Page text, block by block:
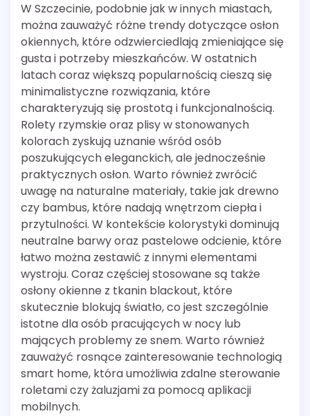
W Szczecinie, podobnie jak w innych miastach,
można zauważyć różne trendy dotyczące osłon
okiennych, które odzwierciedlają zmieniające się
gusta i potrzeby mieszkańców. W ostatnich
latach coraz większą popularnością cieszą się
minimalistyczne rozwiązania, które
charakteryzują się prostotą i funkcjonalnością.
Rolety rzymskie oraz plisy w stonowanych
kolorach zyskują uznanie wśród osób
poszukujących eleganckich, ale jednocześnie
praktycznych osłon. Warto również zwrócić
uwagę na naturalne materiały, takie jak drewno
czy bambus, które nadają wnętrzom ciepła i
przytulności. W kontekście kolorystyki dominują
neutralne barwy oraz pastelowe odcienie, które
łatwo można zestawić z innymi elementami
wystroju. Coraz częściej stosowane są także
osłony okienne z tkanin blackout, które
skutecznie blokują światło, co jest szczególnie
istotne dla osób pracujących w nocy lub
mających problemy ze snem. Warto również
zauważyć rosnące zainteresowanie technologią
smart home, która umożliwia zdalne sterowanie
roletami czy żaluzjami za pomocą aplikacji
mobilnych.